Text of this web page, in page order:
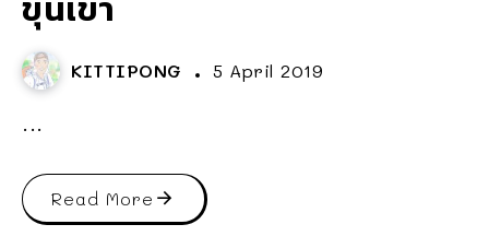
KITTIPONG 5 April 2019
...
Read More